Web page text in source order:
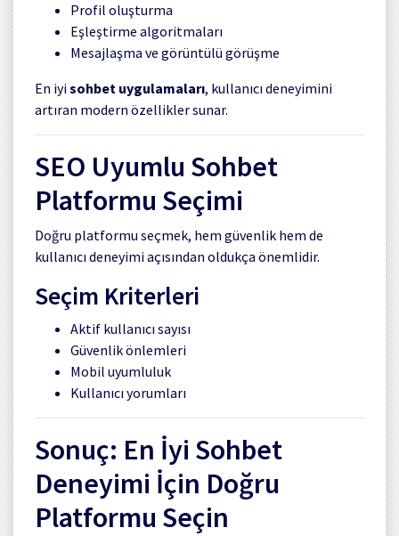
Profil oluşturma
Eşleştirme algoritmaları
Mesajlaşma ve görüntülü görüşme
En iyisohbet uygulamaları, kullanıcı deneyimini
artıran modern özellikler sunar.
SEO Uyumlu Sohbet
Platformu Seçimi
Doğru platformu seçmek, hem güvenlik hem de
kullanıcı deneyimi açısından oldukça önemlidir.
Seçim Kriterleri
Aktif kullanıcı sayısı
Güvenlik önlemleri
Mobil uyumluluk
Kullanıcı yorumları
Sonuç: En İyi Sohbet
Deneyimi İçin Doğru
Platformu Seçin